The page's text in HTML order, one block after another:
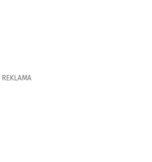
REKLAMA